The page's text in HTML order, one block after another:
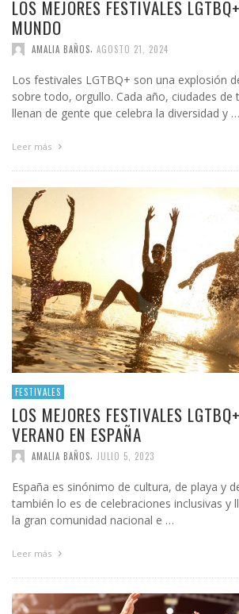
LOS MEJORES FESTIVALES
MUNDO
AMALIA BAÑOS AGOSTO 21, 2024
Los festivales LGTBQ+ son una explosión
sobre todo, orgullo. Cada año, ciudades de
llenan de gente que celebra la diversidad y …
Leer más
FESTIVALES
LOS MEJORES FESTIVALES
VERANO EN ESPAÑA
AMALIA BAÑOS JULIO 5, 2023
España es sinónimo de cultura, de playa y
también lo es de celebraciones inclusivas y
la gran comunidad nacional e …
Leer más